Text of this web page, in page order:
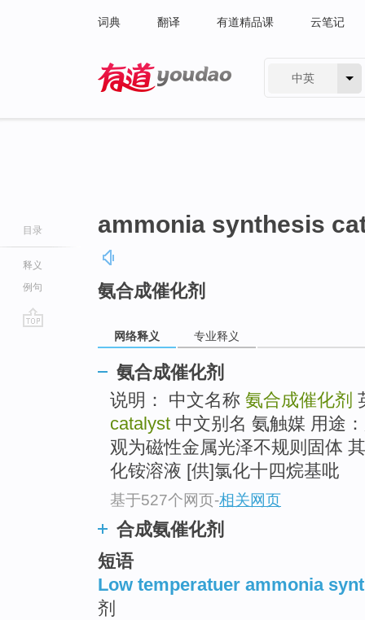
词典 翻译 有道精品课 云笔记
中英
目录
释义
例句
ammonia synthesis
氨合成催化剂
网络释义 专业释义
氨合成催化剂
说明： 中文名称 氨合成催化剂
catalyst 中文别名 氨触媒 用途
观为磁性金属光泽不规则固体
化铵溶液 [供]氯化十四烷基吡
基于527个网页-相关网页
合成氨催化剂
短语
Low temperatuer ammonia
剂